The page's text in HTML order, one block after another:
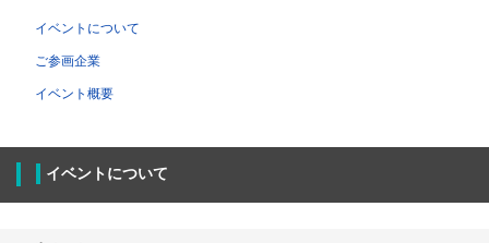
イベントについて
ご参画企業
イベント概要
イベントについて